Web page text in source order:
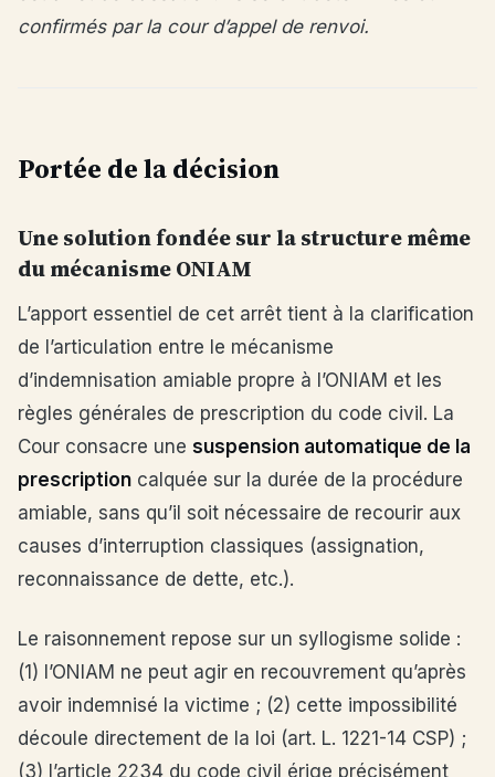
confirmés par la cour d’appel de renvoi.
Portée de la décision
Une solution fondée sur la structure même
du mécanisme ONIAM
L’apport essentiel de cet arrêt tient à la clarification
de l’articulation entre le mécanisme
d’indemnisation amiable propre à l’ONIAM et les
règles générales de prescription du code civil. La
Cour consacre une suspension automatique de la
prescription calquée sur la durée de la procédure
amiable, sans qu’il soit nécessaire de recourir aux
causes d’interruption classiques (assignation,
reconnaissance de dette, etc.).
Le raisonnement repose sur un syllogisme solide :
(1) l’ONIAM ne peut agir en recouvrement qu’après
avoir indemnisé la victime ; (2) cette impossibilité
découle directement de la loi (art. L. 1221-14 CSP) ;
(3) l’article 2234 du code civil érige précisément